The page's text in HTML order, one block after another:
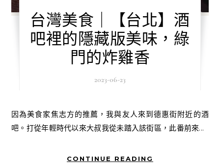
台灣美食｜【台北】酒
吧裡的隱藏版美味，綠
門的炸雞香
2023-06-23
因為美食家焦志方的推薦，我與友人來到德惠街附近的酒
吧。打從年輕時代以來大叔我從未踏入該街區，此番前來...
CONTINUE READING